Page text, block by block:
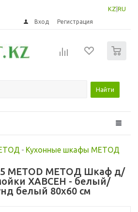
KZ RU
Вход Регистрация
Найти
- Кухонные шкафы МЕТОД
METOD МЕТОД Шкаф д/
ХАВСЕН - белый/
белый 80x60 см